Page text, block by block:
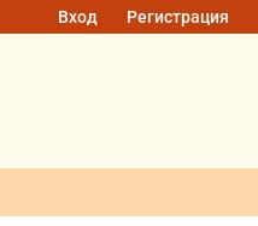
Вход Регистрация